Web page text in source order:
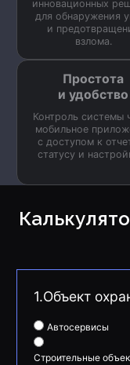
инновационных
для обнаружения
и
взлома.
Простота
и удобство
Контроль системы
мобильное
с доступом к
статусу и
Калькулятор расчёта стоимости
1.Объект
Автосервисы
Строительные